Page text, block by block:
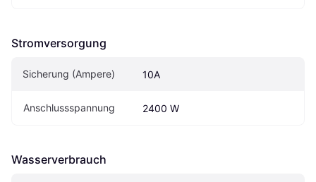
Stromversorgung
Sicherung (Ampere) 10A
Anschlussspannung 2400 W
Wasserverbrauch